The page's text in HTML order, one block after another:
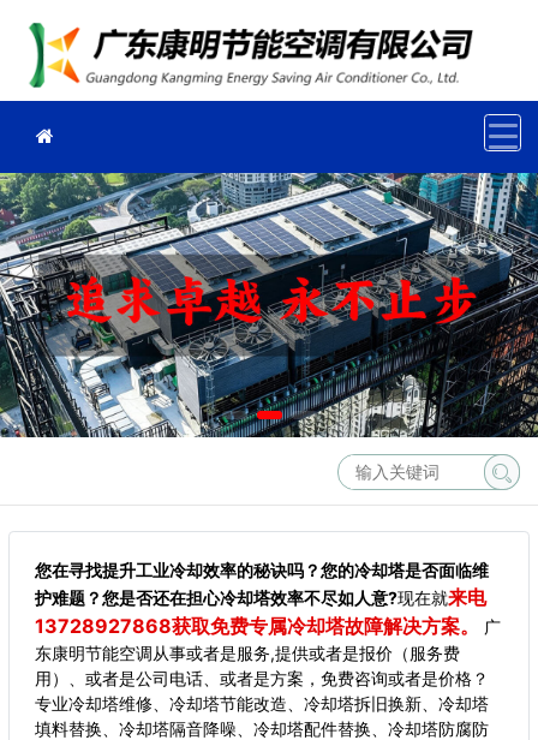
您在寻找提升工业冷却效率的秘诀吗？您的冷却塔是否面临维
护难题？您是否还在担心冷却塔效率不尽如人意?现在就来电
13728927868获取免费专属冷却塔故障解决方案。
广
东康明节能空调从事或者是服务,提供或者是报价（服务费
用）、或者是公司电话、或者是方案，免费咨询或者是价格？
专业冷却塔维修、冷却塔节能改造、冷却塔拆旧换新、冷却塔
填料替换、冷却塔隔音降噪、冷却塔配件替换、冷却塔防腐防